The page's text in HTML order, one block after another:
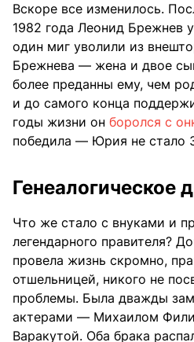
Вскоре все изменилось.
1982 года Леонид Брежнев
один миг уволили из
Брежнева — жена и двое
более преданны ему, чем
и до самого конца
годы жизни он боролся с
победила — Юрия не стало
Генеалогическое
Что же стало с внуками и
легендарного правителя?
провела жизнь скромно,
отшельницей, никого не
проблемы. Была дважды
актерами — Михаилом
Варакутой. Оба брака